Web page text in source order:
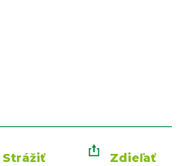
Strážiť Zdieľať